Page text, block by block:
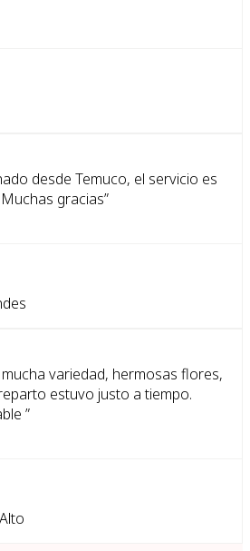
desde Temuco, el servicio es
gracias”
variedad, hermosas flores,
estuvo justo a tiempo.
”